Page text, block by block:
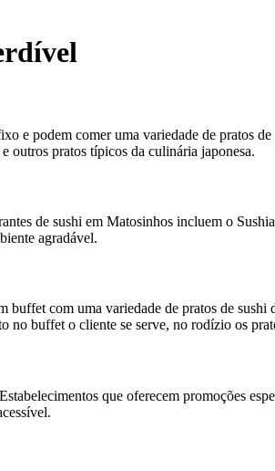
e podem comer uma variedade de pratos
outros pratos típicos da culinária japonesa.
de sushi em Matosinhos incluem o
agradável.
com uma variedade de pratos de
no buffet o cliente se serve, no rodízio os
que oferecem promoções